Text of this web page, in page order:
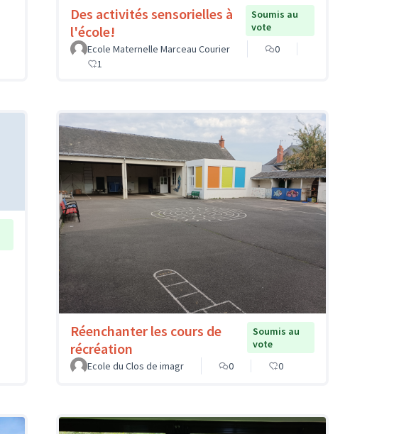
Des activités sensorielles à
l'école!
Soumis au
vote
Ecole Maternelle Marceau Courier
0
1
Réenchanter les cours de
récréation
Soumis au
vote
Ecole du Clos de imagr
0 0